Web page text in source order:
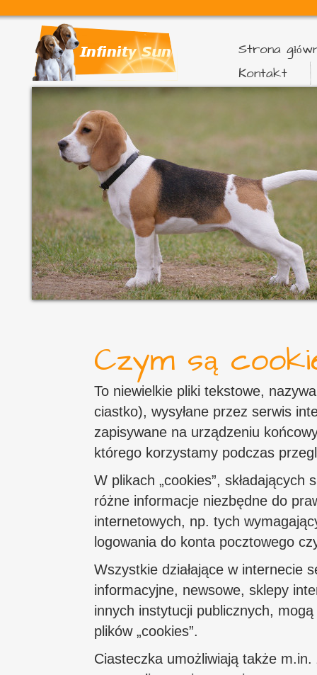
Strona
Kontakt
Czym są
To niewielkie pliki tekstowe,
ciastko), wysyłane przez serwis
zapisywane na urządzeniu
którego korzystamy podczas
W plikach „cookies”,
różne informacje niezbędne do
internetowych, np. tych
logowania do konta pocztowego
Wszystkie działające w internecie
informacyjne, newsowe, sklepy
innych instytucji publicznych, mogą
plików „cookies”.
Ciasteczka umożliwiają także